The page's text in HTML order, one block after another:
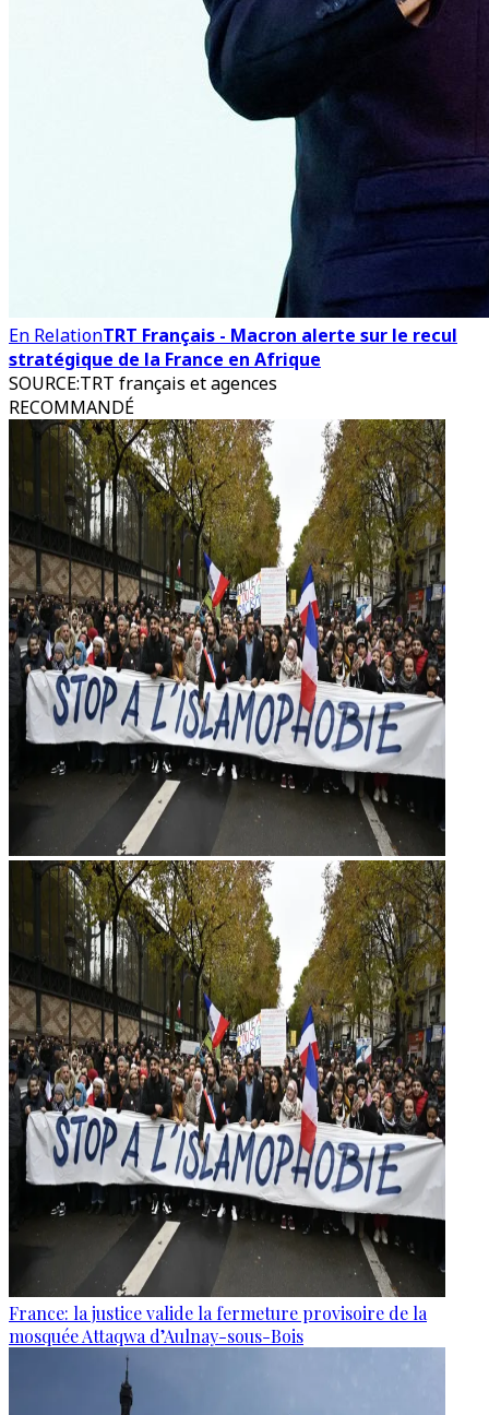
En RelationTRT Français - Macron alerte sur le recul
stratégique de la France en Afrique
SOURCE:TRT français et agences
RECOMMANDÉ
France: la justice valide la fermeture provisoire de la
mosquée Attaqwa d’Aulnay-sous-Bois